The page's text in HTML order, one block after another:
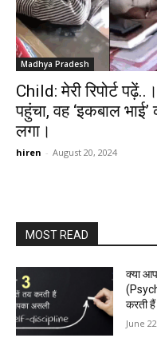
Madhya Pradesh
Child: मेरी रिपोर्ट
पहुंचा, वह ‘इकबाल
लगा।
hiren - August 20, 2024
MOST READ
क्या
करती
June